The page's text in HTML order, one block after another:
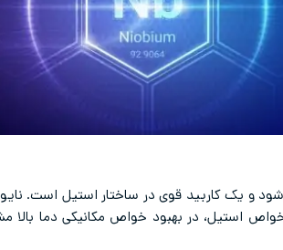
و یک کاربید قوی در ساختار استیل است.
استیل، در بهبود خواص مکانیکی دما بالا